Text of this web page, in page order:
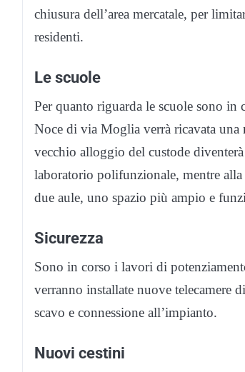
chiusura dell’area mercatale, per
residenti.
Le scuole
Per quanto riguarda le scuole sono in
Noce di via Moglia verrà ricavata
vecchio alloggio del custode
laboratorio polifunzionale, mentre
due aule, uno spazio più ampio e
Sicurezza
Sono in corso i lavori di
verranno installate nuove telecamere
scavo e connessione all’impianto.
Nuovi cestini